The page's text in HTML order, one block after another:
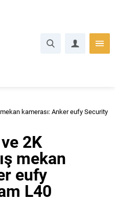
kamerası: Anker eufy Security
2K
mekan
eufy
L40